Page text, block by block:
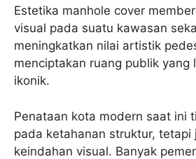
Estetika manhole cover
visual pada suatu kawasan
meningkatkan nilai artistik
menciptakan ruang publik yang
ikonik.
Penataan kota modern saat ini
pada ketahanan struktur, tetapi
keindahan visual. Banyak